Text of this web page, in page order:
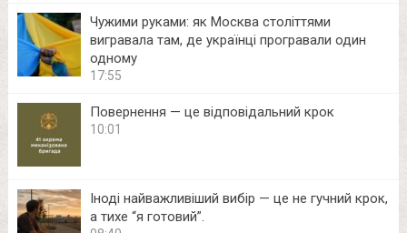
Чужими руками: як Москва століттями
вигравала там, де українці програвали один
одному
17:55
Повернення — це відповідальний крок
10:01
Іноді найважливіший вибір — це не гучний крок,
а тихе “я готовий”.